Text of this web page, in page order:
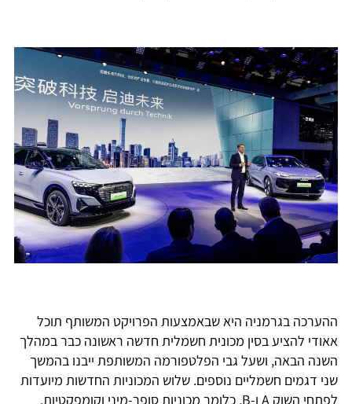
ההערכה בגרמניה היא שבאמצעות הפרויקט המשותף תוכל
אאודי להציע בסין מכונית חשמלית חדשה ראשונה כבר במהלך
השנה הבאה, ושעל גבי הפלטפורמה המשותפת ייבנו בהמשך
שני דגמים חשמליים נוספים. שלוש המכוניות החדשות מיועדות
לפתחי השוק A ו-B, כלומר מכוניות סופר-מיני וקומפקטיות.